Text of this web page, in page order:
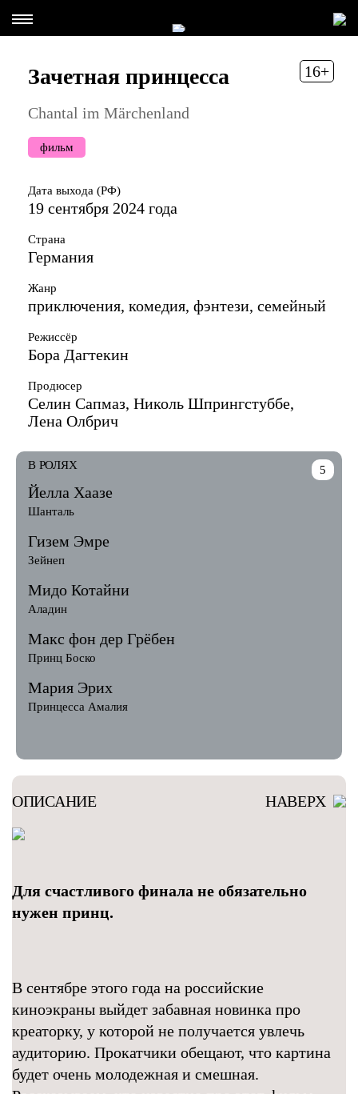
16+
Зачетная принцесса
Chantal im Märchenland
фильм
Дата выхода (РФ)
19 сентября 2024 года
Страна
Германия
Жанр
приключения, комедия, фэнтези, семейный
Режиссёр
Бора Дагтекин
Продюсер
Селин Сапмаз, Николь Шпрингстуббе,
Лена Олбрич
5
В РОЛЯХ
Йелла Хаазе
Шанталь
Гизем Эмре
Зейнеп
Мидо Котайни
Аладин
Макс фон дер Грёбен
Принц Боско
Мария Эрих
Принцесса Амалия
ОПИСАНИЕ НАВЕРХ
Для счастливого финала не обязательно
нужен принц.
В сентябре этого года на российские
киноэкраны выйдет забавная новинка про
креаторку, у которой не получается увлечь
аудиторию. Прокатчики обещают, что картина
будет очень молодежная и смешная.